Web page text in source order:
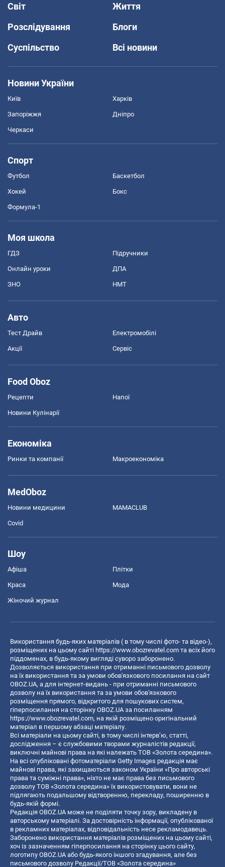
Світ
Життя
Розслідування
Блоги
Суспільство
Всі новини
Новини України
Київ Харків
Запоріжжя Дніпро
Черкаси
Спорт
Футбол Баскетбол
Хокей Бокс
Формула-1
Моя школа
ГДЗ Підручники
Онлайн уроки ДПА
ЗНО НМТ
Авто
Тест Драйв Електромобілі
Акції Сервіс
Food Oboz
Рецепти Напої
Новини Кулінарії
Економіка
Ринки та компанії Макроекономіка
MedOboz
Новини медицини MAMACLUB
Covid
Шоу
Афіша Плітки
Краса Мода
Жіночий журнал
Використання будь-яких матеріалів ( в тому числі фото- та відео-),
розміщених на цьому сайті https://www.obozrevatel.com та всіх його
піддоменах, в будь-якому вигляді суворо заборонено.
Дозволяється використання при отриманні письмового дозволу
на їх використання та за умови обов'язкового посилання на сайт
OBOZ.UA, а для інтернет-видань - при отриманні письмового
дозволу на їх використання та за умови обов'язкового
розміщення прямого, відкритого для пошукових систем,
гіперпосилання на сторінку OBOZ.UA за посиланням
https://www.obozrevatel.com, на якій розміщено оригінальний
матеріал в першому абзаці матеріалу.
Всі матеріали на цьому сайті, в тому числі інтерв’ю, статті,
дослідження – є службовими творами журналістів редакції,
виключні майнові права на які належать ТОВ «Золота середина».
На всі опубліковані фотоматеріали Getty Images редакція має
майнові права, які захищаються законом України «Про авторські
права та суміжні права», ніхто не має права без письмового
дозволу ТОВ «Золота середина» їх використовувати, вони не
підлягають подальшому відтворенню, перекладу, поширенню в
будь-якій формі.
Редакція OBOZ.UA може не поділяти точку зору, викладену в
авторському матеріалі. За достовірність інформації, опублікованої
в рекламних матеріалах, відповідальність несе рекламодавець.
Заборонено використання матеріалів розміщених на цьому сайті,
хоч із зазначенням гіперпосилання на сторінку цього сайту,
логотипу OBOZ.UA або будь-якого іншого згадування, але без
письмового дозволу Редакції/ТОВ «Золота середина»